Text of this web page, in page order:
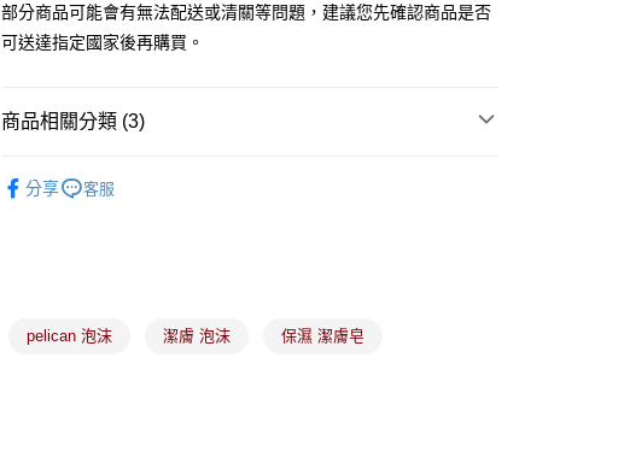
醒簡訊。
2.透過簡訊連結打開帳單後，可選擇「超商條碼／台灣大直營門市／銀行轉
帳／街口支付／iPASS MONEY」等通路繳費。
1.本服務係由「台灣大哥大股份有限公司」（以下簡稱本公司）所提供，讓
2.基於同意付款使用「大哥付你分期」之契約關係目的，商店將以您的個人
每筆NT$100，滿NT$899(含以上)免運費
每筆NT$100，滿NT$899(含以上)免運費
每筆NT$100，滿NT$399(含以上)免運費
部分商品可能會有無法配送或清關等問題，建議您先確認商品是否
可送達指定國家後再購買。
商品相關分類 (3)
分享 客服
pelican 泡沫 潔膚 泡沫 保濕 潔膚皂